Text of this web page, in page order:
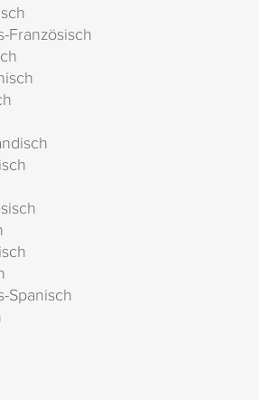
Französisch
Spanisch